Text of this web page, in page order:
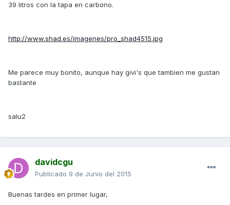
39 litros con la tapa en carbono.
http://www.shad.es/imagenes/pro_shad4515.jpg
Me parece muy bonito, aunque hay givi's que tambien me gustan
bastante
salu2
davidcgu
Publicado 9 de Junio del 2015
Buenas tardes en primer lugar,